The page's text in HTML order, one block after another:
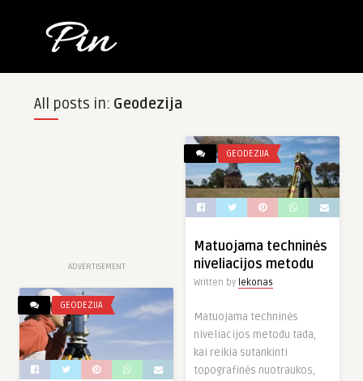
All posts in: Geodezija
ADVERTISEMENT
GEODEZIJA
Matuojama techninės
niveliacijos metodu
Written by lekonas
Matuojama techninės
niveliacijos metodu tada,
kai reikia sutankinti
topografinės nuotraukos,
GEODEZIJA